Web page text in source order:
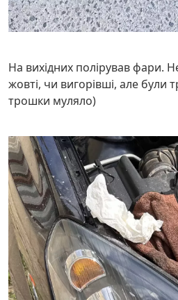
На вихідних полірував фари.
жовті, чи вигорівші, але були
трошки муляло)